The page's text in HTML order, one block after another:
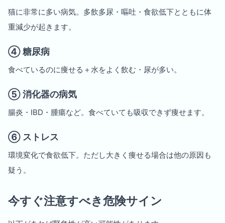
猫に非常に多い病気。多飲多尿・嘔吐・食欲低下とともに体
重減少が起きます。
④ 糖尿病
食べているのに痩せる＋水をよく飲む・尿が多い。
⑤ 消化器の病気
腸炎・IBD・腫瘍など。食べていても吸収できず痩せます。
⑥ ストレス
環境変化で食欲低下。ただし大きく痩せる場合は他の原因も
疑う。
今すぐ注意すべき危険サイン